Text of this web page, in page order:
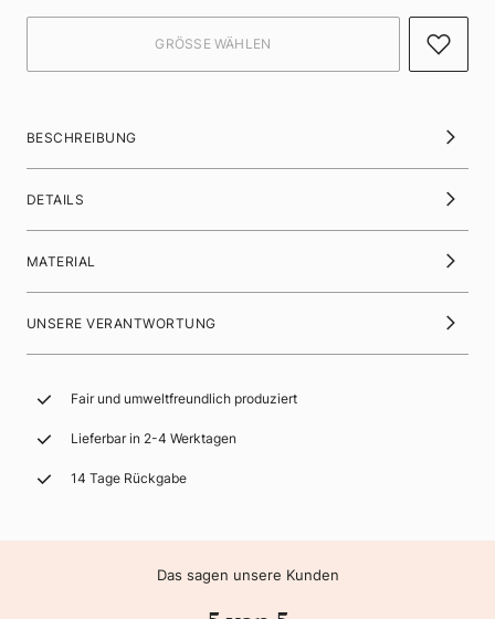
BESCHREIBUNG
DETAILS
MATERIAL
UNSERE VERANTWORTUNG
Fair und umweltfreundlich produziert
Lieferbar in 2-4 Werktagen
14 Tage Rückgabe
Das sagen unsere Kunden